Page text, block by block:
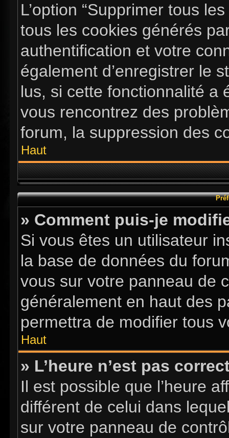
L’option “Supprimer tous
tous les cookies générés
authentification et votre
également d’enregistrer le
lus, si cette fonctionnalité a
vous rencontrez des
forum, la suppression des
Haut
» Comment puis-je
Si vous êtes un utilisateur
la base de données du
vous sur votre panneau de
généralement en haut des
permettra de modifier tous
Haut
» L’heure n’est pas
Il est possible que l’heure
différent de celui dans
sur votre panneau de